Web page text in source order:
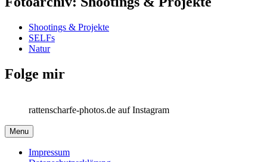
Shootings & Projekte
SELFs
Natur
Folge mir
rattenscharfe-photos.de auf Instagram
Menu
Impressum